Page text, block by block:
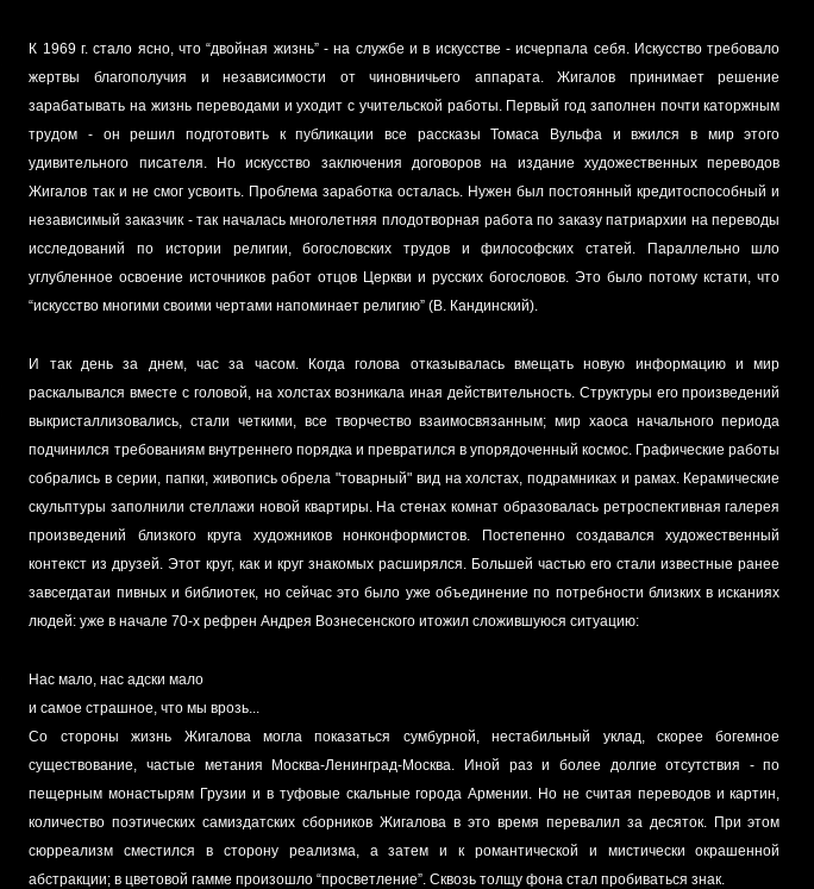
К 1969 г. стало ясно, что “двойная жизнь” - на службе и в искусстве - исчерпала себя. Искусство требовало
жертвы благополучия и независимости от чиновничьего аппарата. Жигалов принимает решение
зарабатывать на жизнь переводами и уходит с учительской работы. Первый год заполнен почти каторжным
трудом - он решил подготовить к публикации все рассказы Томаса Вульфа и вжился в мир этого
удивительного писателя. Но искусство заключения договоров на издание художественных переводов
Жигалов так и не смог усвоить. Проблема заработка осталась. Нужен был постоянный кредитоспособный и
независимый заказчик - так началась многолетняя плодотворная работа по заказу патриархии на переводы
исследований по истории религии, богословских трудов и философских статей. Параллельно шло
углубленное освоение источников работ отцов Церкви и русских богословов. Это было потому кстати, что
“искусство многими своими чертами напоминает религию” (В. Кандинский).
И так день за днем, час за часом. Когда голова отказывалась вмещать новую информацию и мир
раскалывался вместе с головой, на холстах возникала иная действительность. Структуры его произведений
выкристаллизовались, стали четкими, все творчество взаимосвязанным; мир хаоса начального периода
подчинился требованиям внутреннего порядка и превратился в упорядоченный космос. Графические работы
собрались в серии, папки, живопись обрела "товарный" вид на холстах, подрамниках и рамах. Керамические
скульптуры заполнили стеллажи новой квартиры. На стенах комнат образовалась ретроспективная галерея
произведений близкого круга художников нонконформистов. Постепенно создавался художественный
контекст из друзей. Этот круг, как и круг знакомых расширялся. Большей частью его стали известные ранее
завсегдатаи пивных и библиотек, но сейчас это было уже объединение по потребности близких в исканиях
людей: уже в начале 70-х рефрен Андрея Вознесенского итожил сложившуюся ситуацию:
Нас мало, нас адски мало
и самое страшное, что мы врозь...
Со стороны жизнь Жигалова могла показаться сумбурной, нестабильный уклад, скорее богемное
существование, частые метания Москва-Ленинград-Москва. Иной раз и более долгие отсутствия - по
пещерным монастырям Грузии и в туфовые скальные города Армении. Но не считая переводов и картин,
количество поэтических самиздатских сборников Жигалова в это время перевалил за десяток. При этом
сюрреализм сместился в сторону реализма, а затем и к романтической и мистически окрашенной
абстракции; в цветовой гамме произошло “просветление”. Сквозь толщу фона стал пробиваться знак.